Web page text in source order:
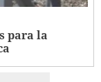
para la